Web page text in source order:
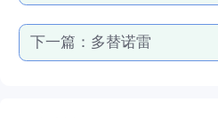
下一篇： 多替诺雷